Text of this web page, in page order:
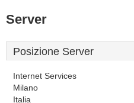
Server
Posizione Server
Internet Services
Milano
Italia